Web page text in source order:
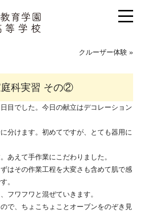
クルーザー体験 »
庭科実習 その②
目でした。今日の献立はデコレーション
分けます。初めてですが、とても器用に
あえて手作業にこだわりました。
はその作業工程を大変さも含めて肌で感
。
フワフワと混ぜていきます。
で、ちょこちょことオーブンをのぞき見